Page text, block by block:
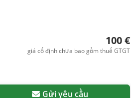
100 €
giá cố định chưa bao gồm thuế GTGT
Gửi yêu cầu